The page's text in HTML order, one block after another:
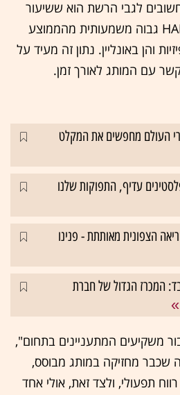
לגבי הרשת הוא ששיעור
הלקוחות החוזרים של HANF גבוה משמעותית מהממוצע
והן באונליין. נתון זה מעיד על
עם המותג לאורך זמן.
העולם מחפשים את המקלט
עדיף, התפוקות שלנו
שעות: קוריאה הצפונית מאותתת - פנינו
שעות בלבד: המכרז הגדול של חברת
משקיעים המתעניינים בתחום",
שכבר מחזיקה במותג מבוסס,
תפעולי, ולצד זאת, אולי אחד